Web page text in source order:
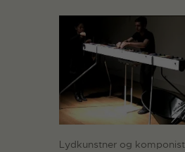
Lydkunstner og